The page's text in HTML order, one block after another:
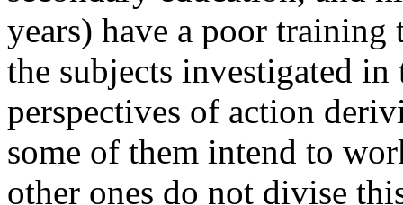
years) have a poor training
the subjects investigated
perspectives of action
some of them intend to
other ones do not divise